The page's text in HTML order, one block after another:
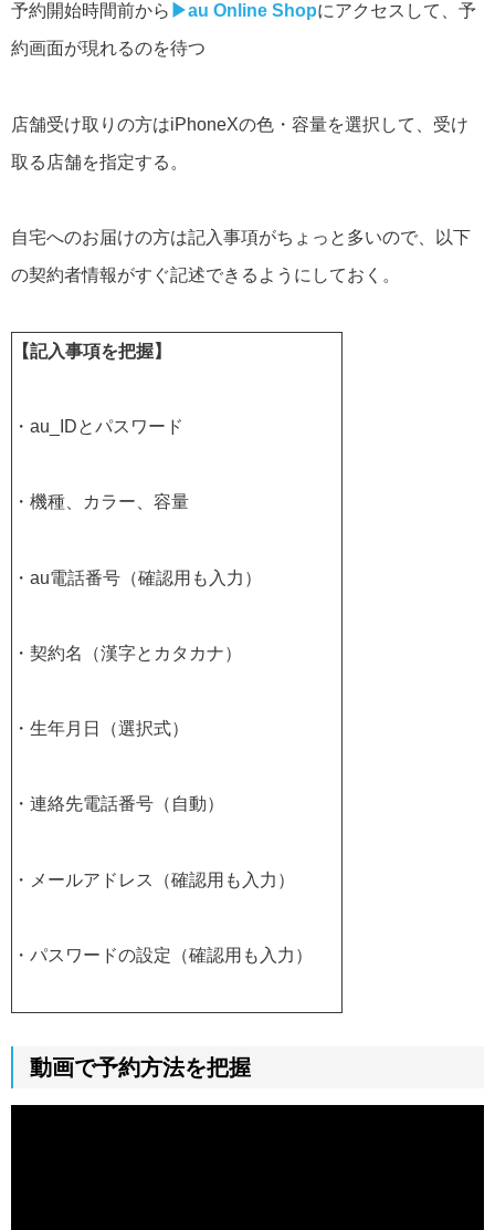
予約開始時間前から ▶︎au Online Shopにアクセスして、予
約画面が現れるのを待つ
店舗受け取りの方はiPhoneXの色・容量を選択して、受け
取る店舗を指定する。
自宅へのお届けの方は記入事項がちょっと多いので、以下
の契約者情報がすぐ記述できるようにしておく。
【記入事項を把握】
・au_IDとパスワード
・機種、カラー、容量
・au電話番号（確認用も入力）
・契約名（漢字とカタカナ）
・生年月日（選択式）
・連絡先電話番号（自動）
・メールアドレス（確認用も入力）
・パスワードの設定（確認用も入力）
動画で予約方法を把握